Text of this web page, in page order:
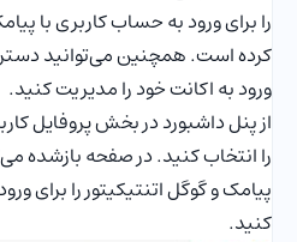
را برای ورود به حساب کاربری با
کرده است. همچنین می‌توانید
ورود به اکانت خود را مدیریت کنید.
از پنل داشبورد در بخش پروفایل
را انتخاب کنید. در صفحه بازشده
پیامک و گوگل اتنتیکیتور را برای
کنید.